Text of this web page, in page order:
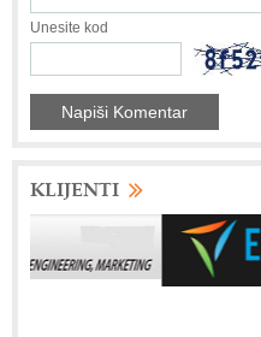
Unesite kod
KLIJENTI